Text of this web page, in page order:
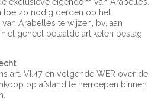
toe zo nodig derden op het
Arabelle’s te wijzen, bv. aan
geheel betaalde artikelen beslag
art. VI.47 en volgende WER over de
op afstand te herroepen binnen